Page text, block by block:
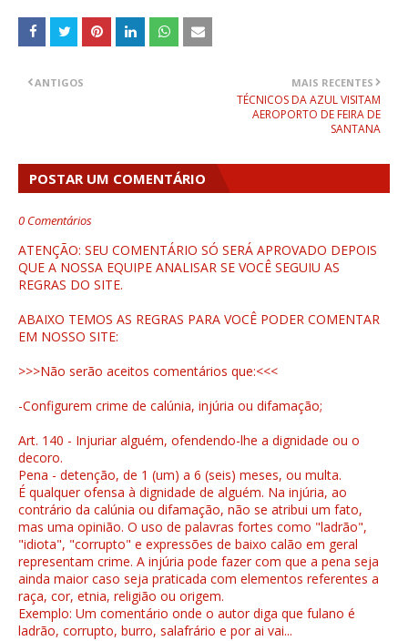
MAIS RECENTES
TÉCNICOS DA AZUL VISITAM
AEROPORTO DE FEIRA DE
SANTANA
ANTIGOS
POSTAR UM COMENTÁRIO
0 Comentários
ATENÇÃO: SEU COMENTÁRIO SÓ SERÁ APROVADO DEPOIS
QUE A NOSSA EQUIPE ANALISAR SE VOCÊ SEGUIU AS
REGRAS DO SITE.
ABAIXO TEMOS AS REGRAS PARA VOCÊ PODER COMENTAR
EM NOSSO SITE:
>>>Não serão aceitos comentários que:<<<
-Configurem crime de calúnia, injúria ou difamação;
Art. 140 - Injuriar alguém, ofendendo-lhe a dignidade ou o
decoro.
Pena - detenção, de 1 (um) a 6 (seis) meses, ou multa.
É qualquer ofensa à dignidade de alguém. Na injúria, ao
contrário da calúnia ou difamação, não se atribui um fato,
mas uma opinião. O uso de palavras fortes como "ladrão",
"idiota", "corrupto" e expressões de baixo calão em geral
representam crime. A injúria pode fazer com que a pena seja
ainda maior caso seja praticada com elementos referentes a
raça, cor, etnia, religião ou origem.
Exemplo: Um comentário onde o autor diga que fulano é
ladrão, corrupto, burro, salafrário e por ai vai...